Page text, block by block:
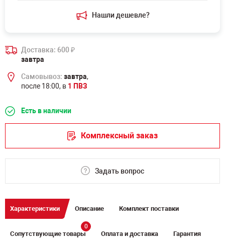
Нашли дешевле?
Доставка: 600₽
завтра
Самовывоз: завтра,
после 18:00, в 1 ПВЗ
Есть в наличии
Комплексный заказ
Задать вопрос
Характеристики Описание Комплект поставки
Сопутствующие товары
0
Оплата и доставка Гарантия